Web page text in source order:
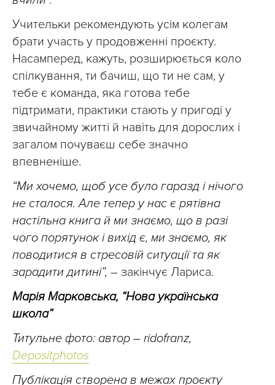
Учительки рекомендують усім колегам
брати участь у продовженні проєкту.
Насамперед, кажуть, розширюється коло
спілкування, ти бачиш, що ти не сам, у
тебе є команда, яка готова тебе
підтримати, практики стають у пригоді у
звичайному житті й навіть для дорослих і
загалом почуваєш себе значно
впевненіше.
“Ми хочемо, щоб усе було гаразд і нічого
не сталося. Але тепер у нас є рятівна
настільна книга й ми знаємо, що в разі
чого порятунок і вихід є, ми знаємо, як
поводитися в стресовій ситуації та як
зарадити дитині”, – закінчує Лариса.
Марія Марковська, “Нова українська
школа”
Титульне фото: автор – ridofranz,
Depositphotos
Публікація створена в межах проєкту